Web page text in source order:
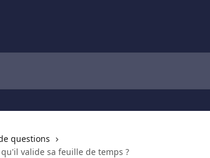
questions
valide sa feuille de temps ?